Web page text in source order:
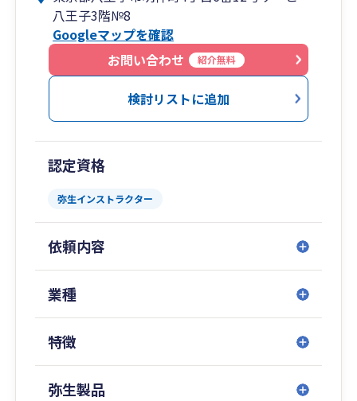
✅ 利益が出ているのに、お金が残らないのはな
ぜ?
✅ 経営課題を解決していきたい
✅ 事業の土台をしっかり固めていきたい
事業規模の拡大を目指すかどうかに関わらず、事
業を大切にされている方を、私は全力でサポート
◆2025年11月に事務所を移転しました！
このたび、レンタルオフィスから独立した専用
事務所へと移転いたしました。
来客スペースもしっかりとご用意いたしました
ので、ゆっくりとくつろぎながらご相談いただけ
る環境を整えております。相続税のご相談や、
日々の会計・税務のお悩みなど、どのようなこと
でもお気軽にお話しください。
もちろん、オンラインでのサービス提供も変わ
らず継続いたしますので、遠方のお客様にも今ま
で通りサポートさせていただきます。
八王子3階№8
Googleマップを確認
お問い合わせ
紹介無料
検討リストに追加
認定資格
弥生インストラクター
依頼内容
業種
特徴
弥生製品